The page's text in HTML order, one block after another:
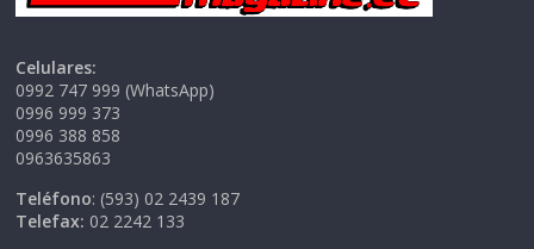
Celulares:
0992 747 999 (WhatsApp)
0996 999 373
0996 388 858
0963635863
Teléfono: (593) 02 2439 187
Telefax: 02 2242 133